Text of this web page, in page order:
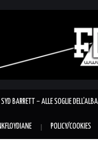
SYD BARRETT – ALLE SOGLIE DELL’ALBA
POLICY/COOKIES